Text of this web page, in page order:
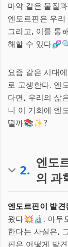
마약 같은 물질
엔도르핀은 우
그리고, 이를 통
해할 수 있다
요즘 같은 시대
로 고생한다. 엔
다면, 우리의 삶
니 이 기회에 엔
떨까📚✨?
2. 엔도
의 과
엔도르핀이 발
왔다💥🔬. 아무
한다는 사실은,
핀은 어떻게 발